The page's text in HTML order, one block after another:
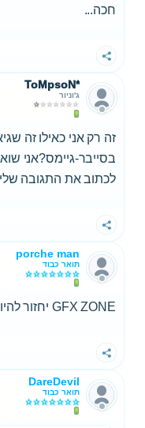
חכה...
שתף
ToMpsoN*
ג'וניור
זה רק אני כאילו זה
בסייבר-גיימס?אני
לכתוב את התגובה
שתף
porche man
תואר כבוד
GFX ZONE יחזור להיות הפורום הפעיל עכשיו.....
שתף
DareDevil
תואר כבוד